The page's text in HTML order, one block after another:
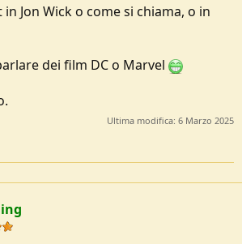
Jon Wick o come si chiama, o in
dei film DC o Marvel
Ultima modifica: 6 Marzo 2025